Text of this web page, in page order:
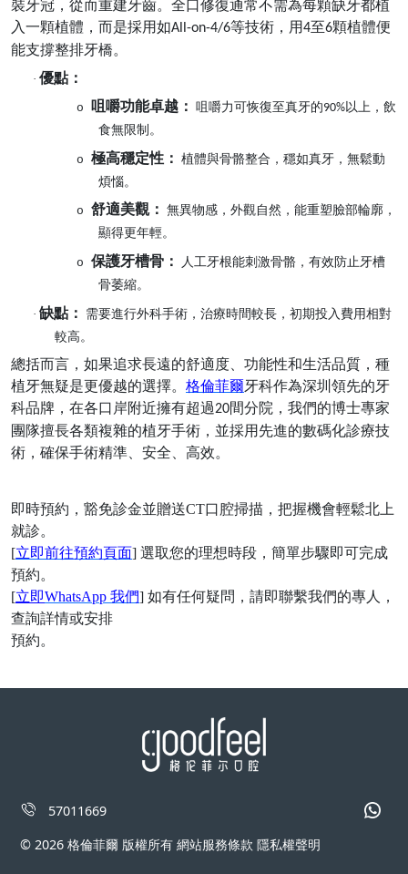
裝牙冠，從而重建牙齒。全口修復通常不需為每顆缺牙都植
入一顆植體，而是採用如All-on-4/6等技術，用4至6顆植體便
能支撐整排牙橋。
· 優點：
o 咀嚼功能卓越： 咀嚼力可恢復至真牙的90%以上，飲
食無限制。
o 極高穩定性： 植體與骨骼整合，穩如真牙，無鬆動
煩惱。
o 舒適美觀： 無異物感，外觀自然，能重塑臉部輪廓，
顯得更年輕。
o 保護牙槽骨：
人工牙根能刺激骨骼，有效防止牙槽
骨萎縮。
· 缺點：
需要進行外科手術，治療時間較長，初期投入費用相對
較高。
總括而言，如果追求長遠的舒適度、功能性和生活品質，種
植牙無疑是更優越的選擇。 格倫菲爾牙科作為深圳領先的牙
科品牌，在各口岸附近擁有超過20間分院，我們的博士專家
團隊擅長各類複雜的植牙手術，並採用先進的數碼化診療技
術，確保手術精準、安全、高效。
即時預約，豁免診金並贈送CT口腔掃描，把握機會輕鬆北上
就診。
[立即前往預約頁面] 選取您的理想時段，簡單步驟即可完成
預約。
[立即WhatsApp 我們] 如有任何疑問，請即聯繫我們的專人，
查詢詳情或安排
預約。
57011669
© 2026 格倫菲爾 版權所有 網站服務條款 隱私權聲明